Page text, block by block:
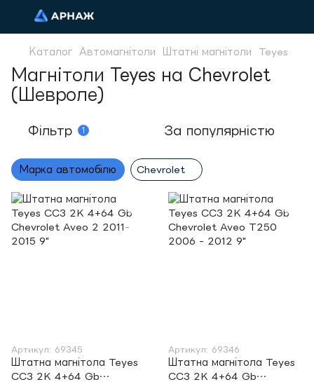
Каталог Автомагнітоли Штатні магнітоли Teyes
Магнітоли Teyes на Chevrolet
(Шевроле)
Фільтр 1 За популярністю
Марка автомобілю Chevrolet
Артикул: 69345
Штатна магнітола Teyes
CC3 2K 4+64 Gb
Артикул: 69346
Штатна магнітола Teyes
CC3 2K 4+64 Gb